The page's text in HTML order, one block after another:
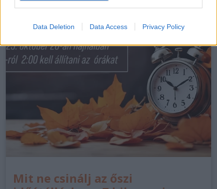
Data Deletion Data Access Privacy Policy
Mit ne csinálj az őszi